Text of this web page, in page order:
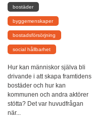
bostäder
byggemenskaper
bostadsförsörjning
social hållbarhet
Hur kan människor själva bli
drivande i att skapa framtidens
bostäder och hur kan
kommunen och andra aktörer
stötta? Det var huvudfrågan
när...